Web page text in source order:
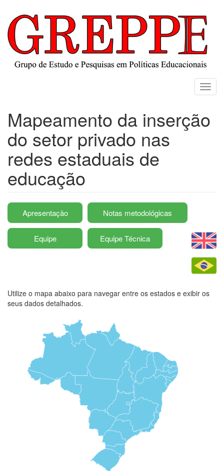
main
content
Mapeamento da inserção
do setor privado nas
redes estaduais de
educação
Apresentação Notas metodológicas
Equipe Equipe Técnica
Utilize o mapa abaixo para navegar entre os estados e exibir os
seus dados detalhados.